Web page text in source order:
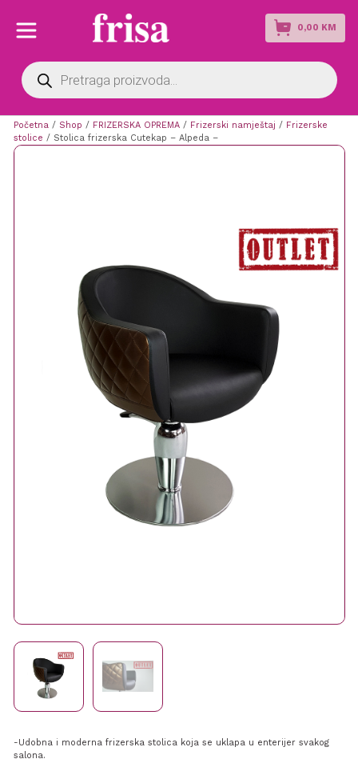
0,00 KM
Products
search
Početna / Shop / FRIZERSKA OPREMA/ Frizerski namještaj / Frizerske
stolice / Stolica frizerska Cutekap – Alpeda –
-Udobna i moderna frizerska stolica koja se uklapa u enterijer svakog
salona.